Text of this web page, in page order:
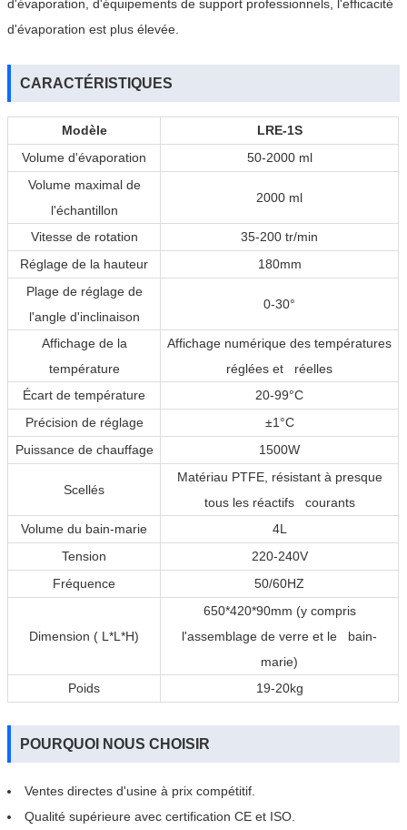
d'évaporation, d'équipements de support professionnels, l'efficacité
d'évaporation est plus élevée.
CARACTÉRISTIQUES
Modèle
LRE-1S
Volume d'évaporation
50-2000 ml
Volume maximal de
l'échantillon
2000 ml
Vitesse de rotation
35-200 tr/min
Réglage de la hauteur
180mm
Plage de réglage de
l'angle d'inclinaison
0-30°
Affichage de la
température
Affichage numérique des températures
réglées et réelles
Écart de température
20-99°C
Précision de réglage
±1°C
Puissance de chauffage
1500W
Scellés
Matériau PTFE, résistant à presque
tous les réactifs courants
Volume du bain-marie
4L
Tension
220-240V
Fréquence
50/60HZ
Dimension ( L*L*H)
650*420*90mm (y compris
l'assemblage de verre et le bain-
marie)
Poids
19-20kg
POURQUOI NOUS CHOISIR
Ventes directes d'usine à prix compétitif.
Qualité supérieure avec certification CE et ISO.